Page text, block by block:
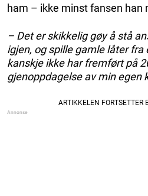
ham – ikke minst fansen han
– Det er skikkelig gøy å stå
igjen, og spille gamle låter
kanskje ikke har fremført på
gjenoppdagelse av min egen